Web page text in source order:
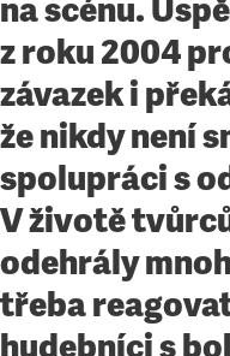
na scénu.
z roku 2004
závazek i
že nikdy není
spolupráci s
V životě
odehrály
třeba
hudebníci s